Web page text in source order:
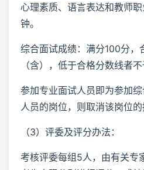
心理素质、语言表达和教师
钟。
综合面试成绩：满分100分，
（含），低于合格分数线者不
参加专业面试人员即为参加
人员的岗位，则取消该岗位的
（3）评委及评分办法：
考核评委每组5人，由有关专